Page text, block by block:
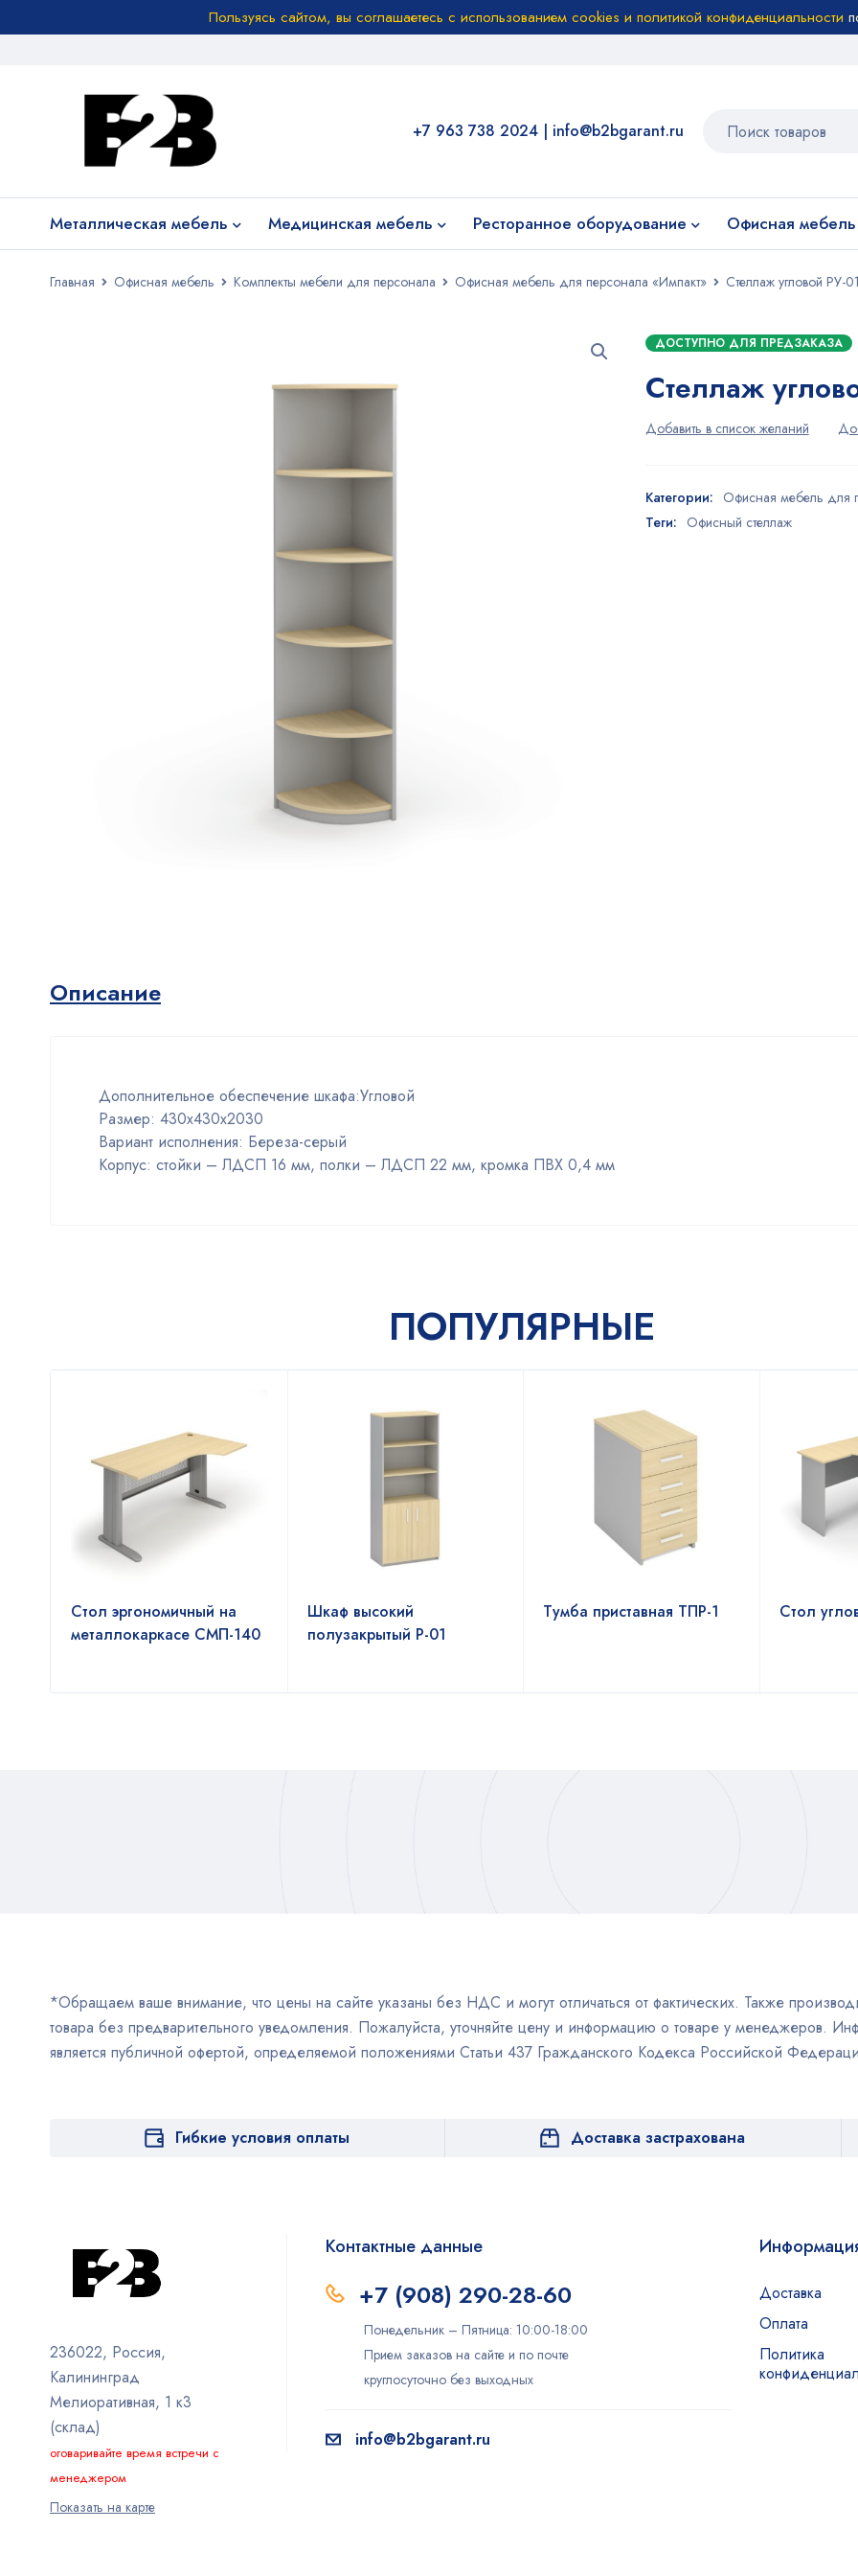
Пользуясь сайтом, вы соглашаетесь с использованием cookies и политикой конфиденциальности
+7 963 738 2024 | info@b2bgarant.ru
Металлическая мебель Медицинская мебель Ресторанное оборудование Офисная мебель
Главная Офисная мебель Комплекты мебели для персонала Офисная мебель для персонала «Импакт» Стеллаж угловой РУ-01
ДОСТУПНО ДЛЯ ПРЕДЗАКАЗА
Стеллаж
Категории: Офисная мебель для
Теги: Офисный стеллаж
Описание
Дополнительное обеспечение шкафа:Угловой
Размер: 430х430х2030
Вариант исполнения: Береза-серый
Корпус: стойки – ЛДСП 16 мм, полки – ЛДСП 22 мм, кромка ПВХ 0,4 мм
ПОПУЛЯРНЫЕ
Стол эргономичный на
металлокаркасе СМП-140
Шкаф высокий
полузакрытый Р-01
Тумба приставная ТПР-1 Стол
*Обращаем ваше внимание, что цены на сайте указаны без НДС и могут отличаться от фактических. Также
товара без предварительного уведомления. Пожалуйста, уточняйте цену и информацию о товаре у менеджеров.
является публичной офертой, определяемой положениями Статьи 437 Гражданского Кодекса Российской
Гибкие условия оплаты Доставка застрахована
236022, Россия,
Калининград
Мелиоративная, 1 к3
(склад)
оговаривайте время встречи с
менеджером
Показать на карте
Контактные данные
+7 (908) 290-28-60
Понедельник – Пятница: 10:00-18:00
Прием заказов на сайте и по почте
круглосуточно без выходных
info@b2bgarant.ru
Доставка
Оплата
Политика